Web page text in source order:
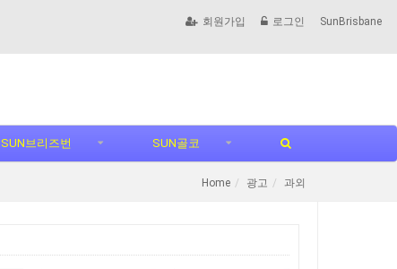
회원가입 로그인 SunBrisbane
SUN브리즈번 SUN골코
Home 광고 과외